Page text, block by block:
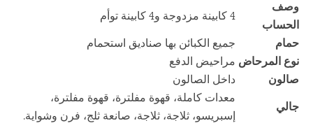
وصف
الحساب
4 كابينة مزدوجة و4 كابينة توأم
حمام
جميع الكبائن بها صناديق استحمام
نوع المرحاض مراحيض الدفع
صالون
داخل الصالون
جالي
معدات كاملة، قهوة مفلترة، قهوة مفلترة،
إسبريسو، ثلاجة، ثلاجة، صانعة ثلج، فرن وشواية.